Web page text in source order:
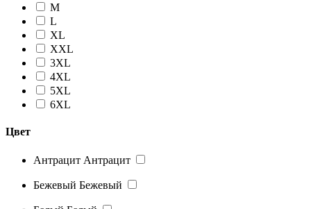
M
L
XL
XXL
3XL
4XL
5XL
6XL
Цвет
Антрацит Антрацит
Бежевый Бежевый